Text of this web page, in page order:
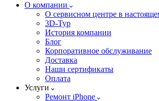
О компании
О сервисном центре в
3D-Тур
История компании
Блог
Корпоративное обслуживание
Доставка
Наши сертификаты
Оплата
Услуги
Ремонт iPhone